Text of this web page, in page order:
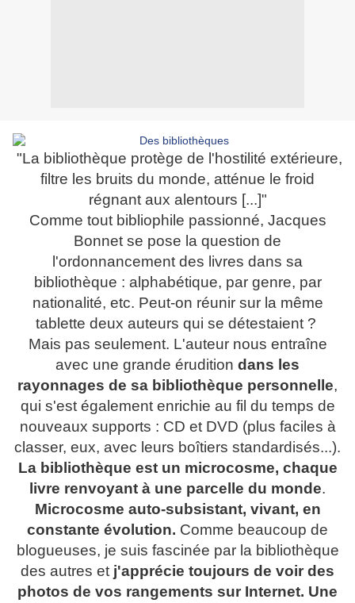
"La bibliothèque protège de l'hostilité extérieure,
filtre les bruits du monde, atténue le froid
régnant aux alentours [...]"
Comme tout bibliophile passionné, Jacques
Bonnet se pose la question de
l'ordonnancement des livres dans sa
bibliothèque : alphabétique, par genre, par
nationalité, etc. Peut-on réunir sur la même
tablette deux auteurs qui se détestaient ?
Mais pas seulement. L'auteur nous entraîne
avec une grande érudition dans les
rayonnages de sa bibliothèque personnelle,
qui s'est également enrichie au fil du temps de
nouveaux supports : CD et DVD (plus faciles à
classer, eux, avec leurs boîtiers standardisés...).
La bibliothèque est un microcosme, chaque
livre renvoyant à une parcelle du monde.
Microcosme auto-subsistant, vivant, en
constante évolution. Comme beaucoup de
blogueuses, je suis fascinée par la bibliothèque
des autres et j'apprécie toujours de voir des
photos de vos rangements sur Internet. Une